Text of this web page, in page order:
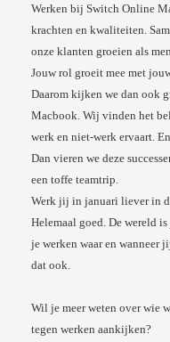
Werken bij Switch Online
krachten en kwaliteiten.
onze klanten groeien als
Jouw rol groeit mee met
Daarom kijken we dan ook
Macbook. Wij vinden het
werk en niet-werk ervaart.
Dan vieren we deze
een toffe teamtrip.
Werk jij in januari liever in
Helemaal goed. De wereld
je werken waar en
dat ook.
Wil je meer weten over wie
tegen werken aankijken?